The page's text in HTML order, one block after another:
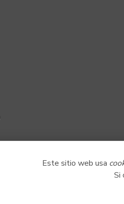
Este sitio web usa
Si